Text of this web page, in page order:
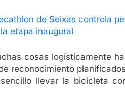
de Seixas controla
etapa inaugural
cosas logísticamente
reconocimiento
llevar la bicicleta